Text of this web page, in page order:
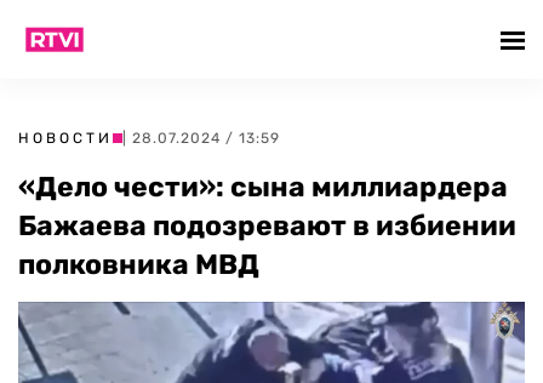
НОВОСТИ | 28.07.2024 / 13:59
«Дело чести»: сына миллиардера
Бажаева подозревают в избиении
полковника МВД